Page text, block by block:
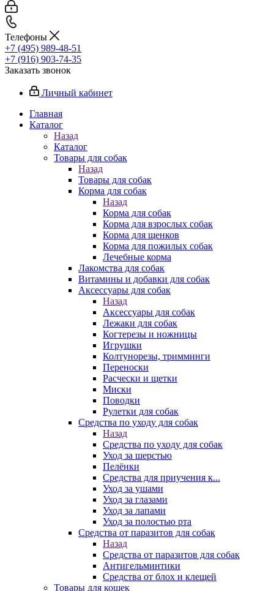
Телефоны
+7 (495) 989-48-51
+7 (916) 903-74-35
Заказать звонок
Личный кабинет
Главная
Каталог
Назад
Каталог
Товары для собак
Назад
Товары для собак
Корма для собак
Назад
Корма для собак
Корма для взрослых собак
Корма для щенков
Корма для пожилых собак
Лечебные корма
Лакомства для собак
Витамины и добавки для собак
Аксессуары для собак
Назад
Аксессуары для собак
Лежаки для собак
Когтерезы и ножницы
Игрушки
Колтунорезы, тримминги
Переноски
Расчески и щетки
Миски
Поводки
Рулетки для собак
Средства по уходу для собак
Назад
Средства по уходу для собак
Уход за шерстью
Пелёнки
Средства для приучения к...
Уход за ушами
Уход за глазами
Уход за лапами
Уход за полостью рта
Средства от паразитов для собак
Назад
Средства от паразитов для собак
Антигельминтики
Средства от блох и клещей
Товары для кошек